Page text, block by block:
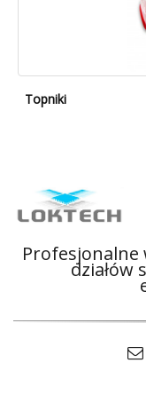
Topniki
Profesjonalne
działów